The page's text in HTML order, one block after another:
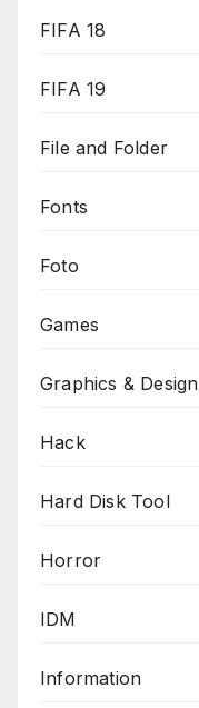
FIFA 18
FIFA 19
File and Folder
Fonts
Foto
Games
Graphics & Design
Hack
Hard Disk Tool
Horror
IDM
Information